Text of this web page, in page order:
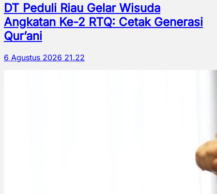
DT Peduli Riau Gelar Wisuda
Angkatan Ke-2 RTQ: Cetak Generasi
Qur’ani
6 Agustus 2026 21.22